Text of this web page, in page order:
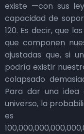
existe —con sus
capacidad de
120. Es decir, que
que componen
ajustadas que, si
podría existir
colapsado
Para dar una idea
universo, la
es